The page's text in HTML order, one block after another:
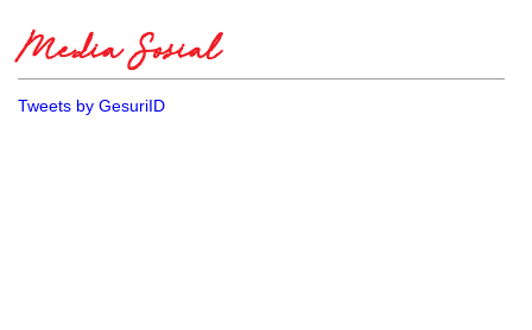
Media Sosial
Tweets by GesuriID